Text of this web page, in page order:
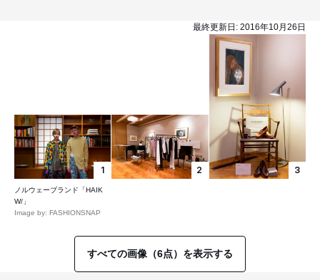
最終更新日: 2016年10月26日
1
ノルウェーブランド「HAIK
W/」
Image by: FASHIONSNAP
2 3
すべての画像（6点）を表示する